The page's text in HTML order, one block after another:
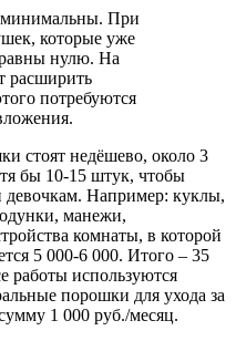
минимальны. При
которые уже
равны нулю. На
расширить
потребуются
стоят недёшево, около 3
бы 10-15 штук, чтобы
девочкам. Например: куклы,
манежи,
комнаты, в которой
5 000-6 000. Итого – 35
работы используются
порошки для ухода за
1 000 руб./месяц.